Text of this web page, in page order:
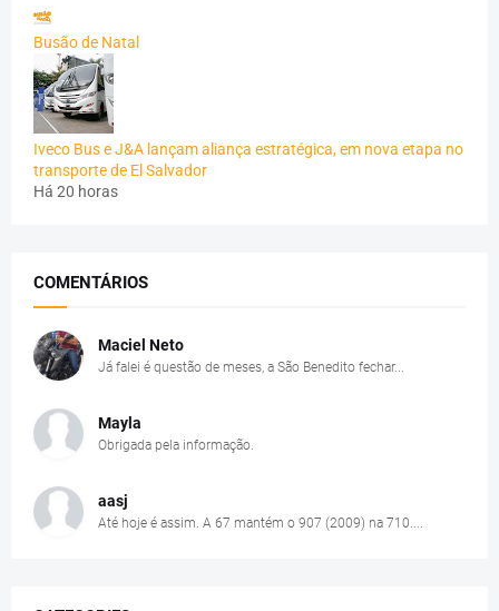
Busão de Natal
Iveco Bus e J&A lançam aliança estratégica, em nova etapa no
transporte de El Salvador
Há 20 horas
COMENTÁRIOS
Maciel Neto
Já falei é questão de meses, a São Benedito fechar...
Mayla
Obrigada pela informação.
aasj
Até hoje é assim. A 67 mantém o 907 (2009) na 710....